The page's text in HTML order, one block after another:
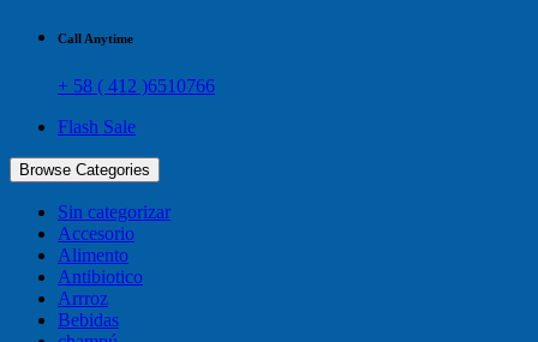
Call Anytime
+ 58 ( 412 )6510766
Flash Sale
Browse Categories
Sin categorizar
Accesorio
Alimento
Antibiotico
Arrroz
Bebidas